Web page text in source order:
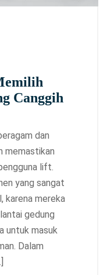
Canggih
dan
memastikan
lift.
yang sangat
karena mereka
gedung
untuk masuk
Dalam